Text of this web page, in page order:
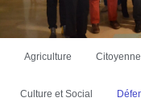
Agriculture
Culture et Social